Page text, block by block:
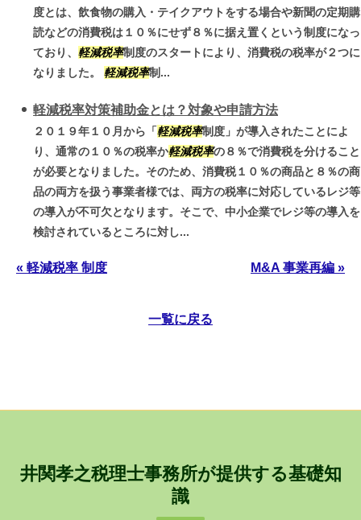
度とは、飲食物の購入・テイクアウトをする場合や新聞の定期購
読などの消費税は１０％にせず８％に据え置くという制度になっ
ており、 軽減税率制度のスタートにより、消費税の税率が２つに
なりました。 軽減税率制...
軽減税率対策補助金とは？対象や申請方法
２０１９年１０月から「 軽減税率制度」が導入されたことによ
り、通常の１０％の税率か軽減税率の８％で消費税を分けること
が必要となりました。そのため、消費税１０％の商品と８％の商
品の両方を扱う事業者様では、両方の税率に対応しているレジ等
の導入が不可欠となります。そこで、中小企業でレジ等の導入を
検討されているところに対し...
« 軽減税率 制度 M&A 事業再編 »
一覧に戻る
井関孝之税理士事務所が提供する基礎知
識